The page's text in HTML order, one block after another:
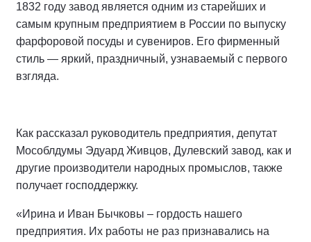
1832 году завод является одним из старейших и
самым крупным предприятием в России по выпуску
фарфоровой посуды и сувениров. Его фирменный
стиль — яркий, праздничный, узнаваемый с первого
взгляда.
Как рассказал руководитель предприятия, депутат
Мособлдумы Эдуард Живцов, Дулевский завод, как и
другие производители народных промыслов, также
получает господдержку.
«Ирина и Иван Бычковы – гордость нашего
предприятия. Их работы не раз признавались на